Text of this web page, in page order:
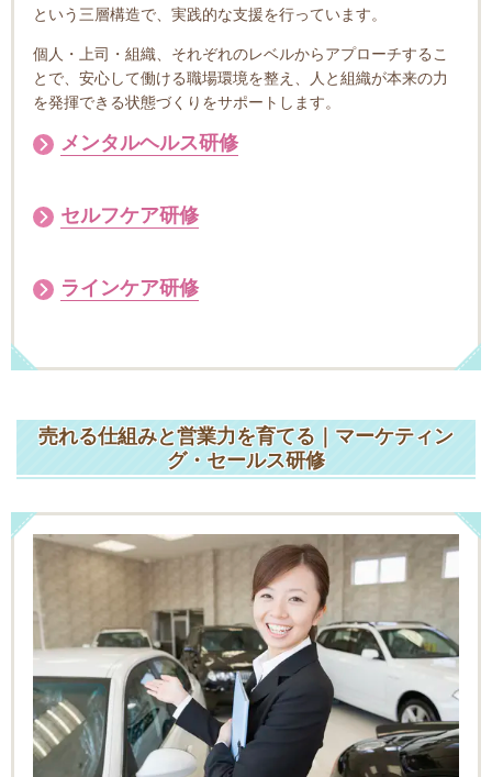
という三層構造で、実践的な支援を行っています。
個人・上司・組織、それぞれのレベルからアプローチするこ
とで、安心して働ける職場環境を整え、人と組織が本来の力
を発揮できる状態づくりをサポートします。
メンタルヘルス研修
セルフケア研修
ラインケア研修
売れる仕組みと営業力を育てる｜マーケティン
グ・セールス研修